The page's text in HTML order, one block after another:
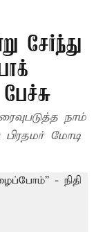
சேர்ந்து
நாம்
மோடி